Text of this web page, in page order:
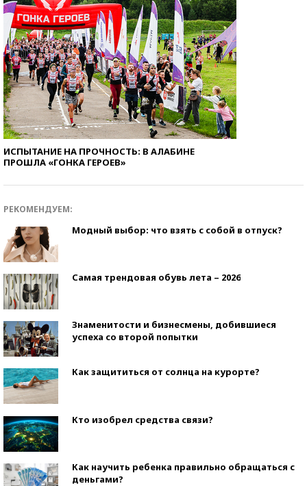
ИСПЫТАНИЕ НА ПРОЧНОСТЬ: В АЛАБИНЕ
ПРОШЛА «ГОНКА ГЕРОЕВ»
РЕКОМЕНДУЕМ:
Модный выбор: что взять с собой в отпуск?
Самая трендовая обувь лета – 2026
Знаменитости и бизнесмены, добившиеся
успеха со второй попытки
Как защититься от солнца на курорте?
Кто изобрел средства связи?
Как научить ребенка правильно обращаться с
деньгами?